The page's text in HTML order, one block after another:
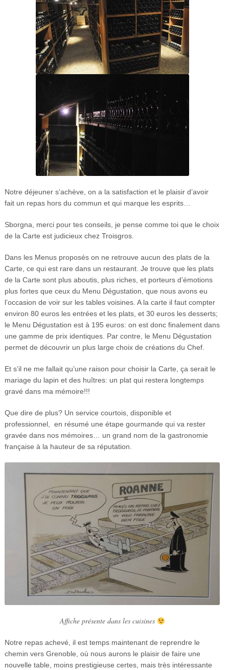
Notre déjeuner s’achève, on a la satisfaction et le plaisir d’avoir
fait un repas hors du commun et qui marque les esprits…
Sborgna, merci pour tes conseils, je pense comme toi que le choix
de la Carte est judicieux chez Troisgros.
Dans les Menus proposés on ne retrouve aucun des plats de la
Carte, ce qui est rare dans un restaurant. Je trouve que les plats
de la Carte sont plus aboutis, plus riches, et porteurs d’émotions
plus fortes que ceux du Menu Dégustation, que nous avons eu
l’occasion de voir sur les tables voisines. A la carte il faut compter
environ 80 euros les entrées et les plats, et 30 euros les desserts;
le Menu Dégustation est à 195 euros: on est donc finalement dans
une gamme de prix identiques. Par contre, le Menu Dégustation
permet de découvrir un plus large choix de créations du Chef.
Et s’il ne me fallait qu’une raison pour choisir la Carte, ça serait le
mariage du lapin et des huîtres: un plat qui restera longtemps
gravé dans ma mémoire!!!
Que dire de plus? Un service courtois, disponible et
professionnel, en résumé une étape gourmande qui va rester
gravée dans nos mémoires… un grand nom de la gastronomie
française à la hauteur de sa réputation.
Affiche présente dans les cuisines
Notre repas achevé, il est temps maintenant de reprendre le
chemin vers Grenoble, où nous aurons le plaisir de faire une
nouvelle table, moins prestigieuse certes, mais très intéressante